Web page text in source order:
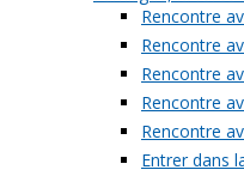
Rencontre
Rencontre
Rencontre
Rencontre
Rencontre
Entrer dans